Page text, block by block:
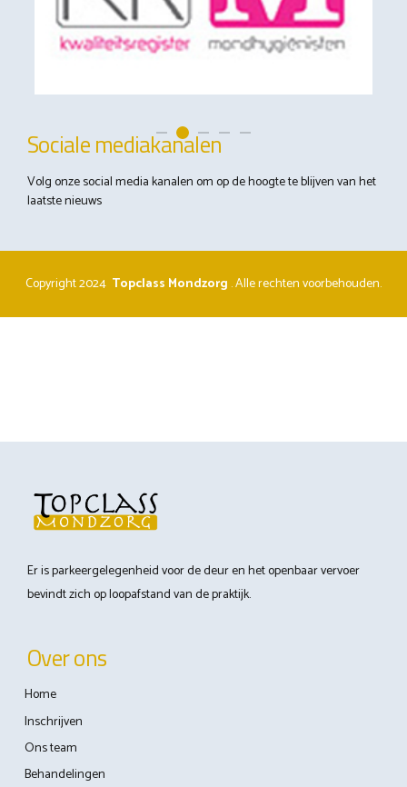
Sociale mediakanalen
Volg onze social media kanalen om op de hoogte te blijven van het
laatste nieuws
Copyright 2024 Topclass Mondzorg .Alle rechten voorbehouden.
Er is parkeergelegenheid voor de deur en het openbaar vervoer
bevindt zich op loopafstand van de praktijk.
Over ons
Home
Inschrijven
Ons team
Behandelingen